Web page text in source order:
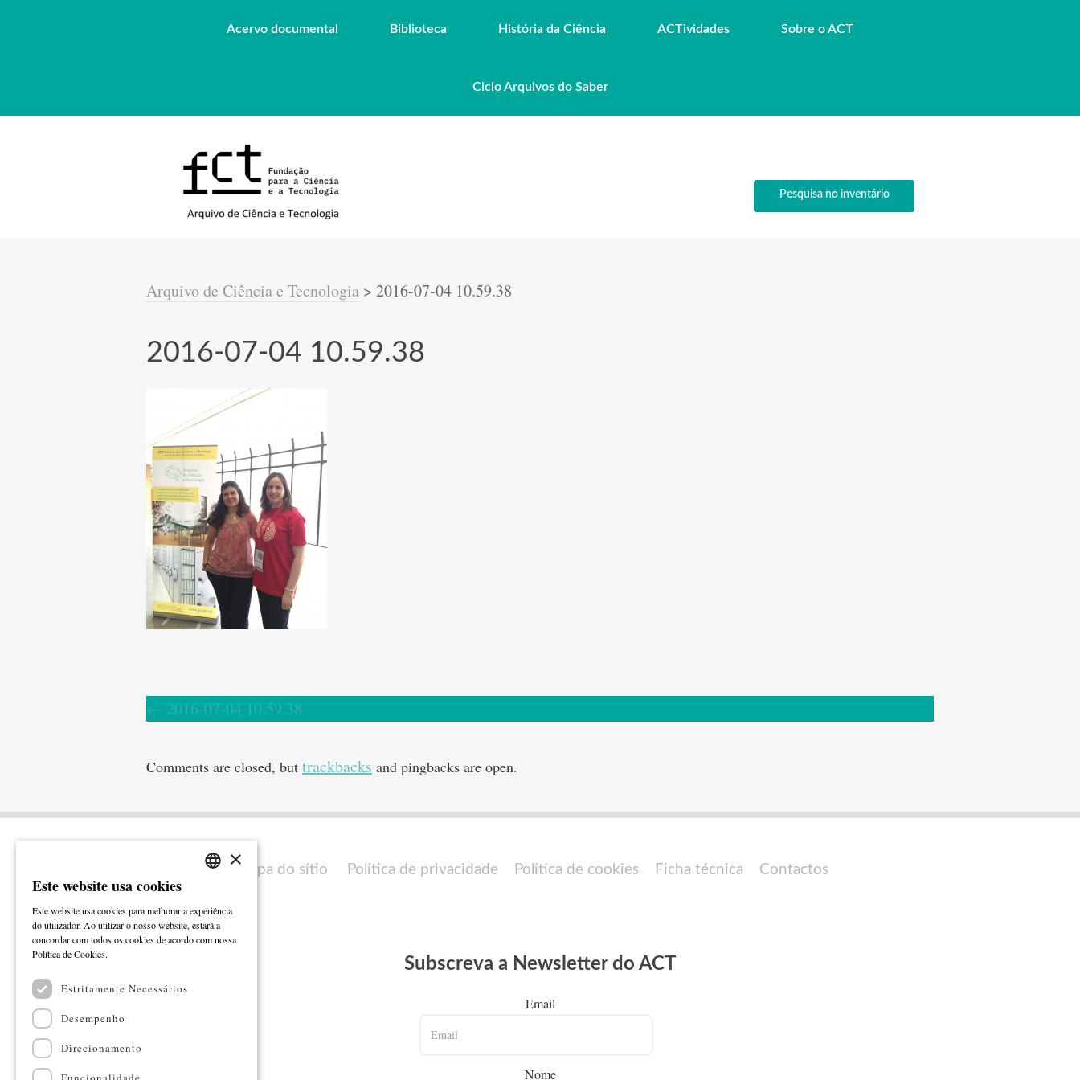
Acervo documental Biblioteca História da Ciência ACTividades Sobre o ACT
Ciclo Arquivos do Saber
Pesquisa no inventário
Arquivo de Ciência e Tecnologia > 2016-07-04 10.59.38
2016-07-04 10.59.38
← 2016-07-04 10.59.38
Comments are closed, but trackbacks and pingbacks are open.
Mapa do sítio Política de privacidade Política de cookies Ficha técnica Contactos
Subscreva a Newsletter do ACT
Email
Nome
ENGLISH
×
Este website usa cookies
Este website usa cookies para melhorar a experiência
do utilizador. Ao utilizar o nosso website, estará a
concordar com todos os cookies de acordo com nossa
Política de Cookies.
Estritamente Necessários
Desempenho
Direcionamento